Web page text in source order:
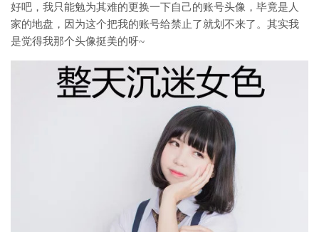
好吧，我只能勉为其难的更换一下自己的账号头像，毕竟是人
家的地盘，因为这个把我的账号给禁止了就划不来了。其实我
是觉得我那个头像挺美的呀~